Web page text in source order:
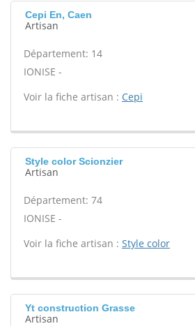
Cepi En, Caen
Artisan
Département: 14
IONISE -
Voir la fiche artisan : Cepi
Style color Scionzier
Artisan
Département: 74
IONISE -
Voir la fiche artisan : Style color
Yt construction Grasse
Artisan